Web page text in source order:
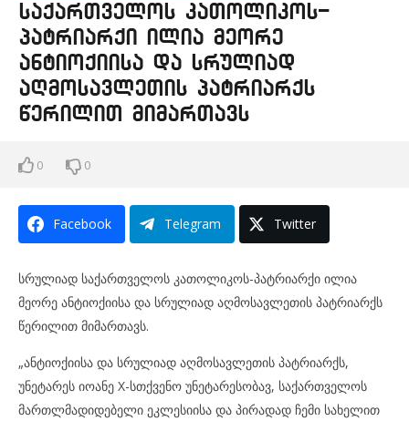
საქართველოს კათოლიკოს-
პატრიარქი ილია მეორე
ანტიოქიისა და სრულიად
აღმოსავლეთის პატრიარქს
წერილით მიმართავს
0 0
Facebook Telegram Twitter
სრულიად საქართველოს კათოლიკოს-პატრიარქი ილია
მეორე ანტიოქიისა და სრულიად აღმოსავლეთის პატრიარქს
წერილით მიმართავს.
„ანტიოქიისა და სრულიად აღმოსავლეთის პატრიარქს,
უნეტარეს იოანე X-სთქვენო უნეტარესობავ, საქართველოს
მართლმადიდებელი ეკლესიისა და პირადად ჩემი სახელით